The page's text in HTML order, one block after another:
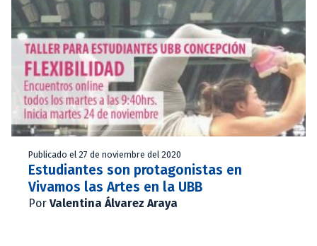
Publicado el 27 de noviembre del 2020
Estudiantes son protagonistas en
Vivamos las Artes en la UBB
Por Valentina Álvarez Araya